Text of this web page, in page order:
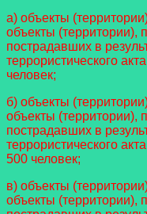
а) объекты
объекты (территории),
пострадавших в
террористического
человек;
б) объекты
объекты (территории),
пострадавших в
террористического
500 человек;
в) объекты
объекты (территории),